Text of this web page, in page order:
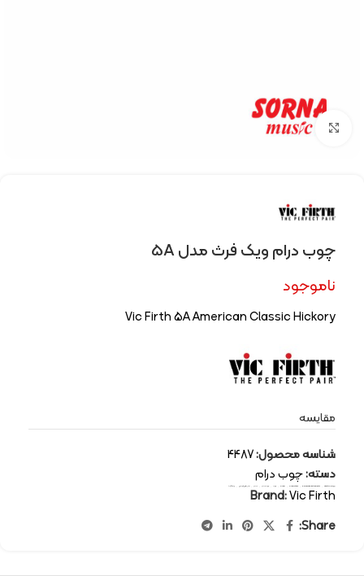
Click to enlarge
چوب درام ویک فرث مدل 5A
ناموجود
Vic Firth 5A American Classic Hickory
مقایسه
شناسه محصول:4487
دسته:چوب درام
برچسب: drum drum sticks percussion-instruments Vic Firth چوب چوب درام درام سازهای کوبه ای ویک فرث
Brand:Vic Firth
Share: